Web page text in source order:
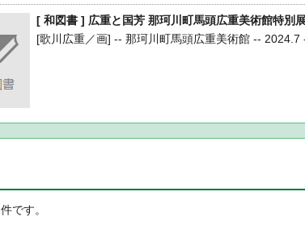
[ 和図書 ] 広重と国芳 那珂川町馬頭広重美術館特別
[歌川広重／画] -- 那珂川町馬頭広重美術館 -- 2024.7
件です。